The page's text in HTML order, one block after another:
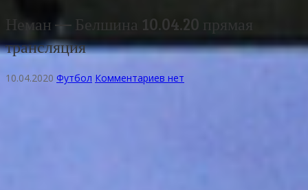
Неман — Белшина 10.04.20 прямая
трансляция
10.04.2020 Футбол Комментариев нет